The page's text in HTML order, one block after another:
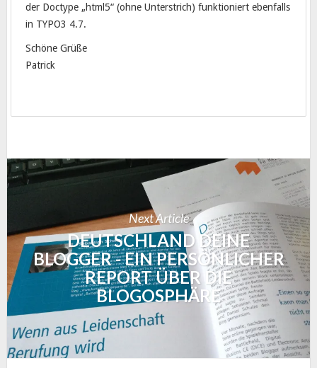
der Doctype „html5“ (ohne Unterstrich) funktioniert ebenfalls
in TYPO3 4.7.
Schöne Grüße
Patrick
Next Article
DEUTSCHLAND DEINE
BLOGGER - EIN PERSÖNLICHER
REPORT ÜBER DIE
BLOGOSPHÄRE